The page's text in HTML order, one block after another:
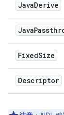
JavaDerive
Java
FixedSize
Descriptor